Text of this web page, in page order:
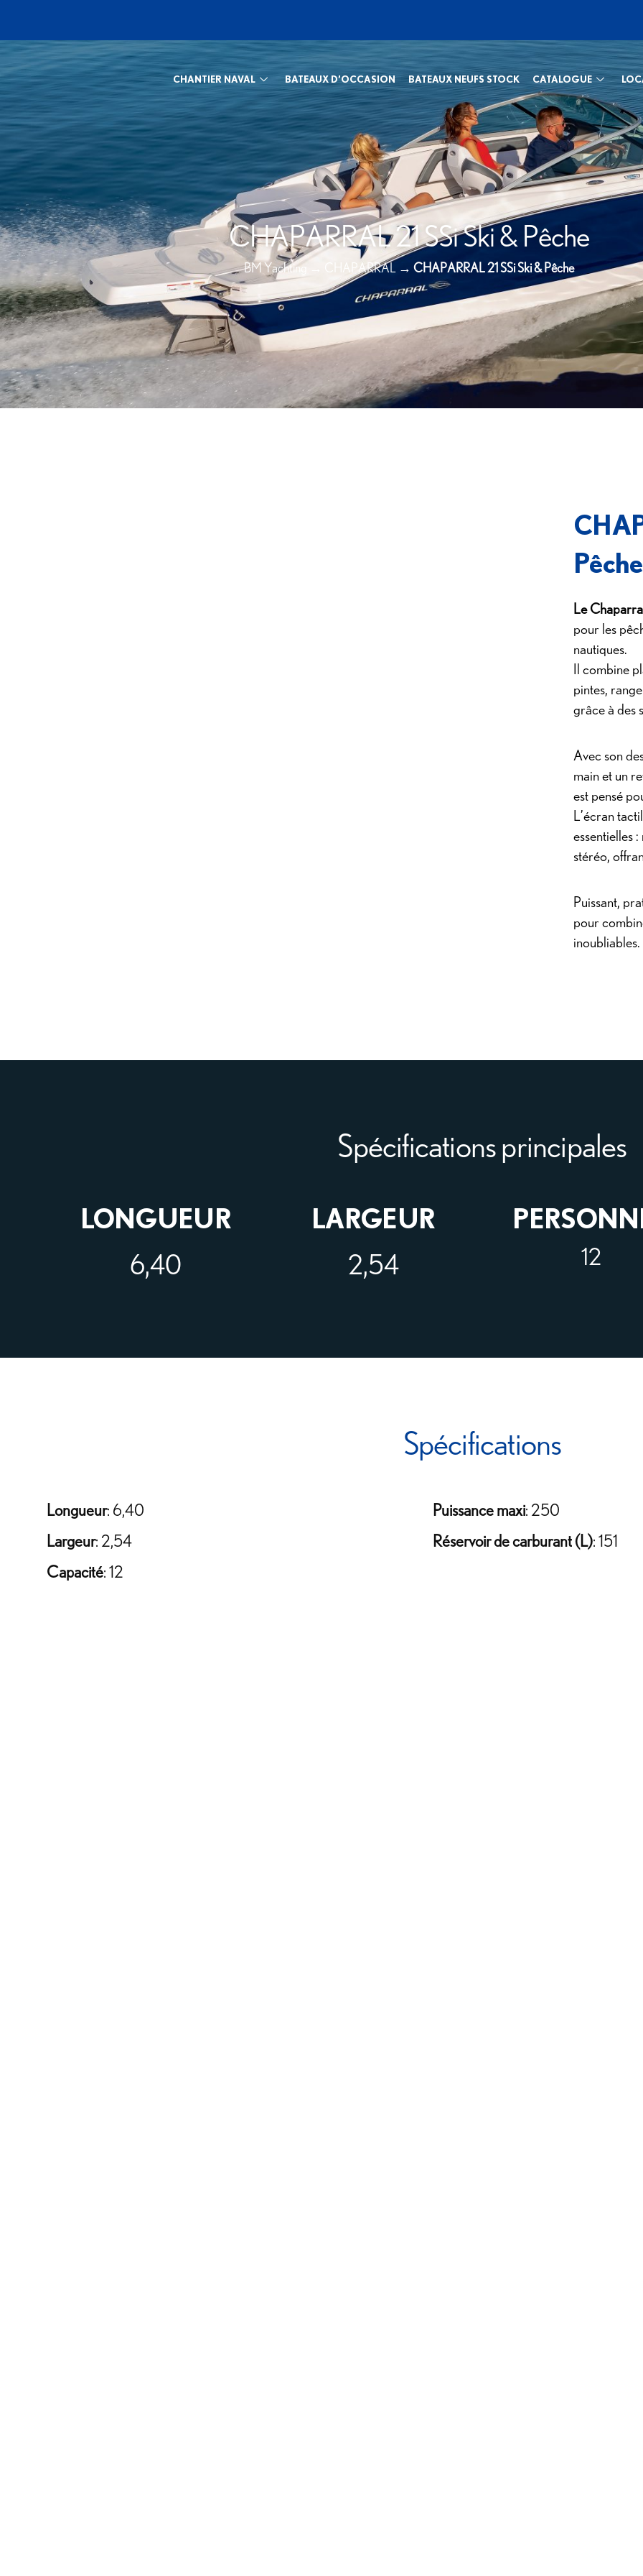
CHANTIER NAVAL BATEAUX D’OCCASION BATEAUX NEUFS STOCK CATALOGUE
CHAPARRAL 21 SSi Ski & Pêche
BM Yachting CHAPARRAL → CHAPARRAL 21 SSi Ski & Pêche
Pêche
Le
pour les
nautiques.
Il combine
pintes,
grâce à des
Avec son
main et un
est pensé
L’écran
essentielles
stéréo,
Puissant,
pour
inoubliables.
Spécifications principales
LONGUEUR
6,40
LARGEUR
2,54 12
Spécifications
Longueur: 6,40
Largeur: 2,54
Capacité: 12
Puissance maxi: 250
Réservoir de carburant (L): 151